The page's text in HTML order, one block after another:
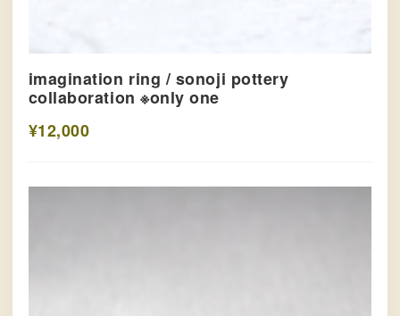
imagination ring / sonoji pottery
collaboration ※only one
¥12,000